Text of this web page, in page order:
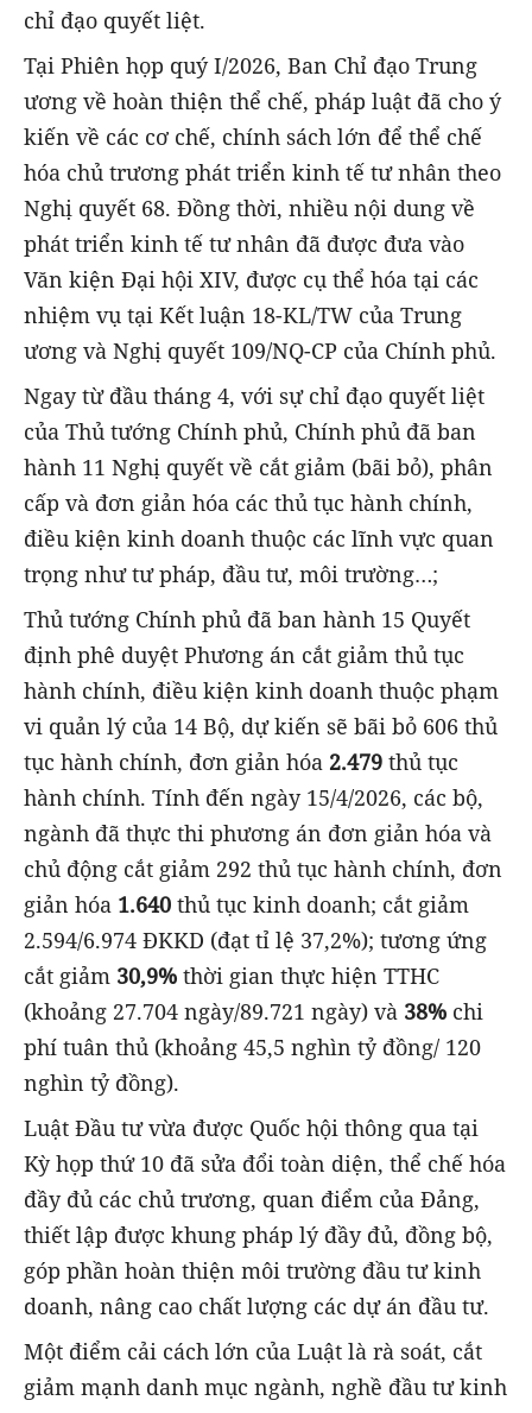
chỉ đạo quyết liệt.
Tại Phiên họp quý I/2026, Ban Chỉ đạo Trung
ương về hoàn thiện thể chế, pháp luật đã cho ý
kiến về các cơ chế, chính sách lớn để thể chế
hóa chủ trương phát triển kinh tế tư nhân theo
Nghị quyết 68. Đồng thời, nhiều nội dung về
phát triển kinh tế tư nhân đã được đưa vào
Văn kiện Đại hội XIV, được cụ thể hóa tại các
nhiệm vụ tại Kết luận 18-KL/TW của Trung
ương và Nghị quyết 109/NQ-CP của Chính phủ.
Ngay từ đầu tháng 4, với sự chỉ đạo quyết liệt
của Thủ tướng Chính phủ, Chính phủ đã ban
hành 11 Nghị quyết về cắt giảm (bãi bỏ), phân
cấp và đơn giản hóa các thủ tục hành chính,
điều kiện kinh doanh thuộc các lĩnh vực quan
trọng như tư pháp, đầu tư, môi trường…;
Thủ tướng Chính phủ đã ban hành 15 Quyết
định phê duyệt Phương án cắt giảm thủ tục
hành chính, điều kiện kinh doanh thuộc phạm
vi quản lý của 14 Bộ, dự kiến sẽ bãi bỏ 606 thủ
tục hành chính, đơn giản hóa 2.479 thủ tục
hành chính. Tính đến ngày 15/4/2026, các bộ,
ngành đã thực thi phương án đơn giản hóa và
chủ động cắt giảm 292 thủ tục hành chính, đơn
giản hóa 1.640 thủ tục kinh doanh; cắt giảm
2.594/6.974 ĐKKD (đạt tỉ lệ 37,2%); tương ứng
cắt giảm 30,9% thời gian thực hiện TTHC
(khoảng 27.704 ngày/89.721 ngày) và 38% chi
phí tuân thủ (khoảng 45,5 nghìn tỷ đồng/ 120
nghìn tỷ đồng).
Luật Đầu tư vừa được Quốc hội thông qua tại
Kỳ họp thứ 10 đã sửa đổi toàn diện, thể chế hóa
đầy đủ các chủ trương, quan điểm của Đảng,
thiết lập được khung pháp lý đầy đủ, đồng bộ,
góp phần hoàn thiện môi trường đầu tư kinh
doanh, nâng cao chất lượng các dự án đầu tư.
Một điểm cải cách lớn của Luật là rà soát, cắt
giảm mạnh danh mục ngành, nghề đầu tư kinh